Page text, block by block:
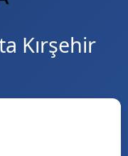
Kırşehir